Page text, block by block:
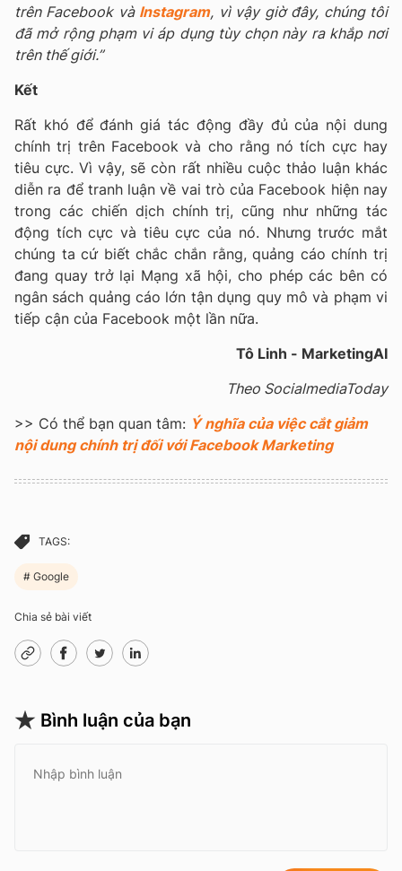
trên Facebook và Instagram, vì vậy giờ đây, chúng tôi
đã mở rộng phạm vi áp dụng tùy chọn này ra khắp nơi
trên thế giới.”
Kết
Rất khó để đánh giá tác động đầy đủ của nội dung
chính trị trên Facebook và cho rằng nó tích cực hay
tiêu cực. Vì vậy, sẽ còn rất nhiều cuộc thảo luận khác
diễn ra để tranh luận về vai trò của Facebook hiện nay
trong các chiến dịch chính trị, cũng như những tác
động tích cực và tiêu cực của nó. Nhưng trước mắt
chúng ta cứ biết chắc chắn rằng, quảng cáo chính trị
đang quay trở lại Mạng xã hội, cho phép các bên có
ngân sách quảng cáo lớn tận dụng quy mô và phạm vi
tiếp cận của Facebook một lần nữa.
Tô Linh - MarketingAI
Theo SocialmediaToday
>> Có thể bạn quan tâm: Ý nghĩa của việc cắt giảm
nội dung chính trị đối với Facebook Marketing
TAGS:
Google
Chia sẻ bài viết
Bình luận của bạn